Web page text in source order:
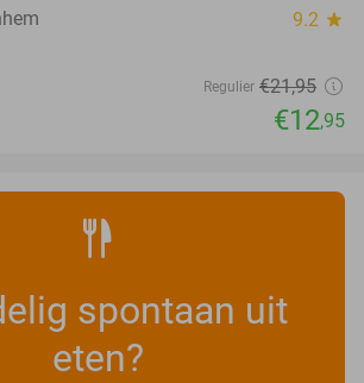
9.2 star
Regulier €21,95
€12,95
spontaan uit
eten?